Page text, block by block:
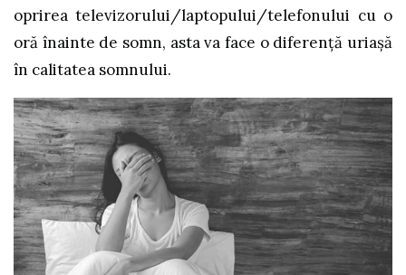
oprirea televizorului/laptopului/telefonului cu o
oră înainte de somn, asta va face o diferență uriașă
în calitatea somnului.